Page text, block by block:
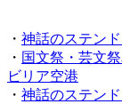
・ 神話のステン
・ 国文祭・芸文
ビリア空港
・ 神話のステン